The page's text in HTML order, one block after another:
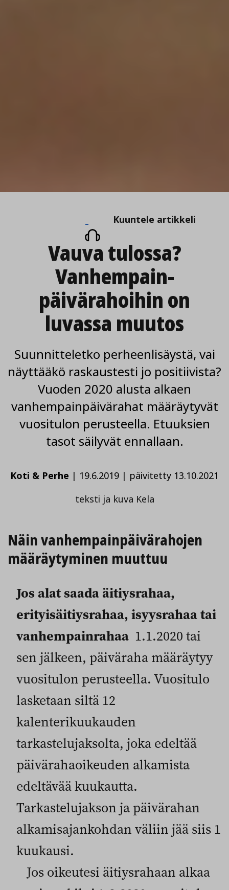
Kuuntele
artikkeli
Kuuntele artikkeli
Vauva tulossa?
Vanhempain­
päivärahoihin on
luvassa muutos
Suunnitteletko perheenlisäystä, vai
näyttääkö raskaustesti jo positiivista?
Vuoden 2020 alusta alkaen
vanhempainpäivärahat määräytyvät
vuositulon perusteella. Etuuksien
tasot säilyvät ennallaan.
Koti & Perhe | 19.6.2019 | päivitetty 13.10.2021
teksti ja kuva Kela
Näin vanhempain­päivärahojen
määräytyminen muuttuu
Jos alat saada äitiysrahaa,
erityisäitiysrahaa, isyysrahaa tai
vanhempainrahaa 1.1.2020 tai
sen jälkeen, päiväraha määräytyy
vuositulon perusteella. Vuositulo
lasketaan siltä 12
kalenterikuukauden
tarkastelujaksolta, joka edeltää
päivärahaoikeuden alkamista
edeltävää kuukautta.
Tarkastelujakson ja päivärahan
alkamisajankohdan väliin jää siis 1
kuukausi.
Jos oikeutesi äitiysrahaan alkaa